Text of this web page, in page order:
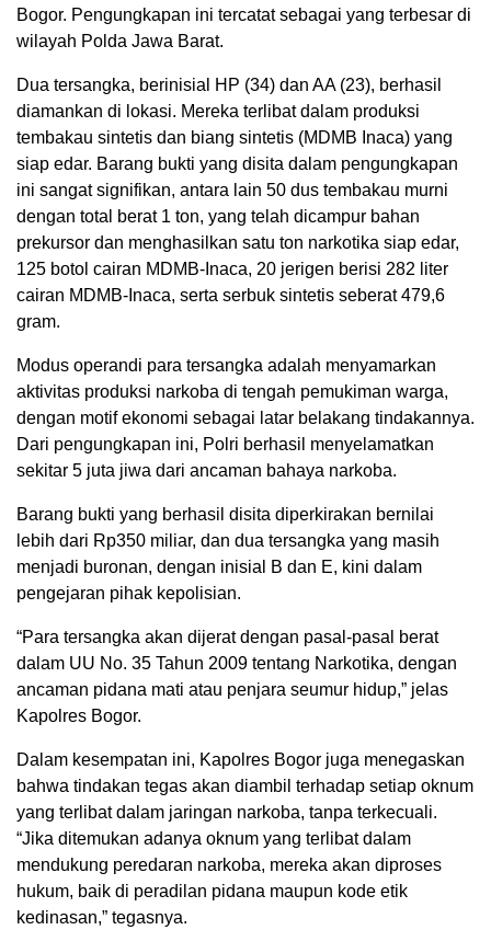
Bogor. Pengungkapan ini tercatat sebagai yang terbesar di
wilayah Polda Jawa Barat.
Dua tersangka, berinisial HP (34) dan AA (23), berhasil
diamankan di lokasi. Mereka terlibat dalam produksi
tembakau sintetis dan biang sintetis (MDMB Inaca) yang
siap edar. Barang bukti yang disita dalam pengungkapan
ini sangat signifikan, antara lain 50 dus tembakau murni
dengan total berat 1 ton, yang telah dicampur bahan
prekursor dan menghasilkan satu ton narkotika siap edar,
125 botol cairan MDMB-Inaca, 20 jerigen berisi 282 liter
cairan MDMB-Inaca, serta serbuk sintetis seberat 479,6
gram.
Modus operandi para tersangka adalah menyamarkan
aktivitas produksi narkoba di tengah pemukiman warga,
dengan motif ekonomi sebagai latar belakang tindakannya.
Dari pengungkapan ini, Polri berhasil menyelamatkan
sekitar 5 juta jiwa dari ancaman bahaya narkoba.
Barang bukti yang berhasil disita diperkirakan bernilai
lebih dari Rp350 miliar, dan dua tersangka yang masih
menjadi buronan, dengan inisial B dan E, kini dalam
pengejaran pihak kepolisian.
“Para tersangka akan dijerat dengan pasal-pasal berat
dalam UU No. 35 Tahun 2009 tentang Narkotika, dengan
ancaman pidana mati atau penjara seumur hidup,” jelas
Kapolres Bogor.
Dalam kesempatan ini, Kapolres Bogor juga menegaskan
bahwa tindakan tegas akan diambil terhadap setiap oknum
yang terlibat dalam jaringan narkoba, tanpa terkecuali.
“Jika ditemukan adanya oknum yang terlibat dalam
mendukung peredaran narkoba, mereka akan diproses
hukum, baik di peradilan pidana maupun kode etik
kedinasan,” tegasnya.